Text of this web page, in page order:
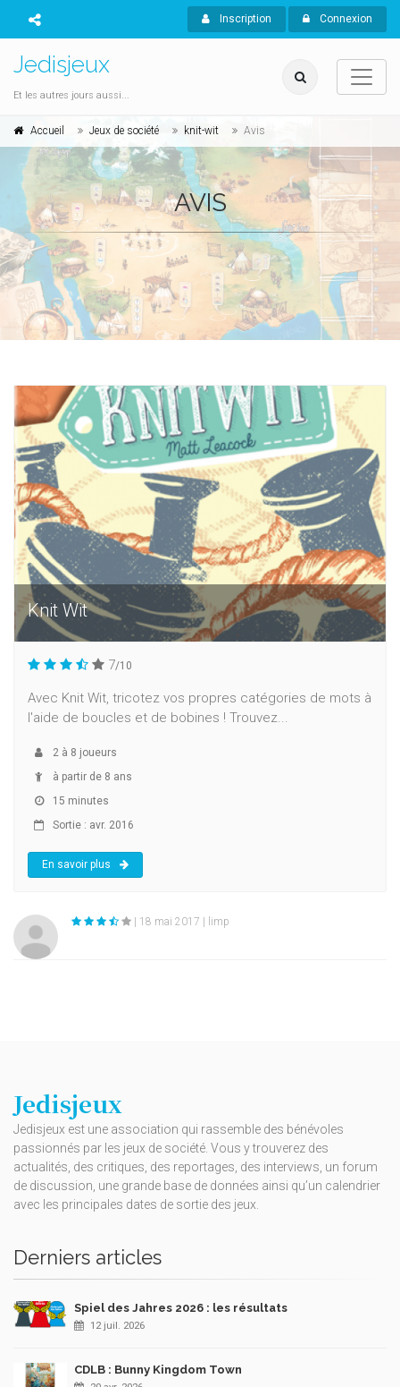
Inscription Connexion
Jedisjeux
Et les autres jours aussi...
Accueil Jeux de société knit-wit Avis
AVIS
Knit Wit
7/10
Avec Knit Wit, tricotez vos propres catégories de mots à
l'aide de boucles et de bobines ! Trouvez...
2 à 8 joueurs
à partir de 8 ans
15 minutes
Sortie : avr. 2016
En savoir plus
| 18 mai 2017 | limp
Jedisjeux
Jedisjeux est une association qui rassemble des bénévoles
passionnés par les jeux de société. Vous y trouverez des
actualités, des critiques, des reportages, des interviews, un forum
de discussion, une grande base de données ainsi qu’un calendrier
avec les principales dates de sortie des jeux.
Derniers articles
Spiel des Jahres 2026 : les résultats
12 juil. 2026
CDLB : Bunny Kingdom Town